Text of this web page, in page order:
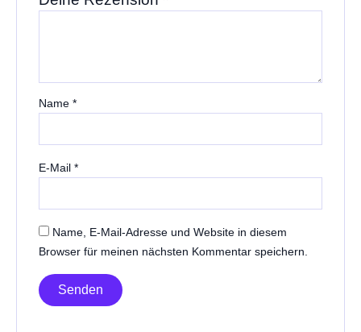
Name *
E-Mail *
Name, E-Mail-Adresse und Website in diesem
Browser für meinen nächsten Kommentar speichern.